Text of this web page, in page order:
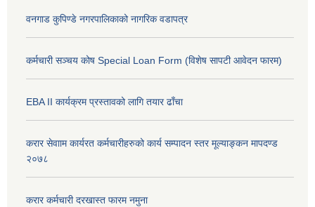
वनगाड कुपिण्डे नगरपालिकाको नागरिक वडापत्र
कर्मचारी सञ्चय कोष Special Loan Form (विशेष सापटी आवेदन फारम)
EBA II कार्यक्रम प्रस्तावको लागि तयार ढाँचा
करार सेवााम कार्यरत कर्मचारीहरुको कार्य सम्पादन स्तर मूल्याङ्कन मापदण्ड
२०७८
करार कर्मचारी दरखास्त फारम नमुना